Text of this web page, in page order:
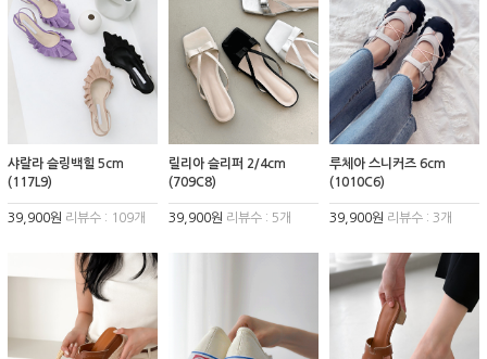
샤랄라 슬링백힐 5cm
(117L9)
39,900원 리뷰수 : 109개
릴리아 슬리퍼 2/4cm
(709C8)
39,900원 리뷰수 : 5개
루체아 스니커즈 6cm
(1010C6)
39,900원 리뷰수 : 3개